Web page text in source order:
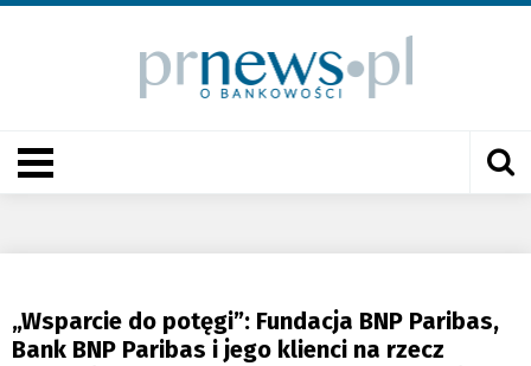
„Wsparcie do potęgi”: Fundacja BNP Paribas,
Bank BNP Paribas i jego klienci na rzecz